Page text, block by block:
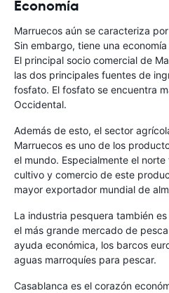
Economía
Marruecos aún se caracteriza
Sin embargo, tiene una
El principal socio comercial de
las dos principales fuentes de
fosfato. El fosfato se encuentra
Occidental.
Además de esto, el sector
Marruecos es uno de los
el mundo. Especialmente el
cultivo y comercio de este
mayor exportador mundial de
La industria pesquera también
el más grande mercado de
ayuda económica, los barcos
aguas marroquíes para pescar.
Casablanca es el corazón